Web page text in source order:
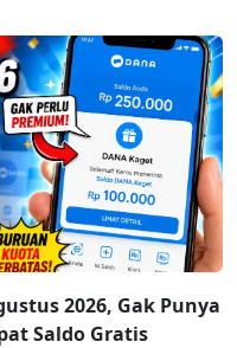
2026, Gak Punya
Saldo Gratis